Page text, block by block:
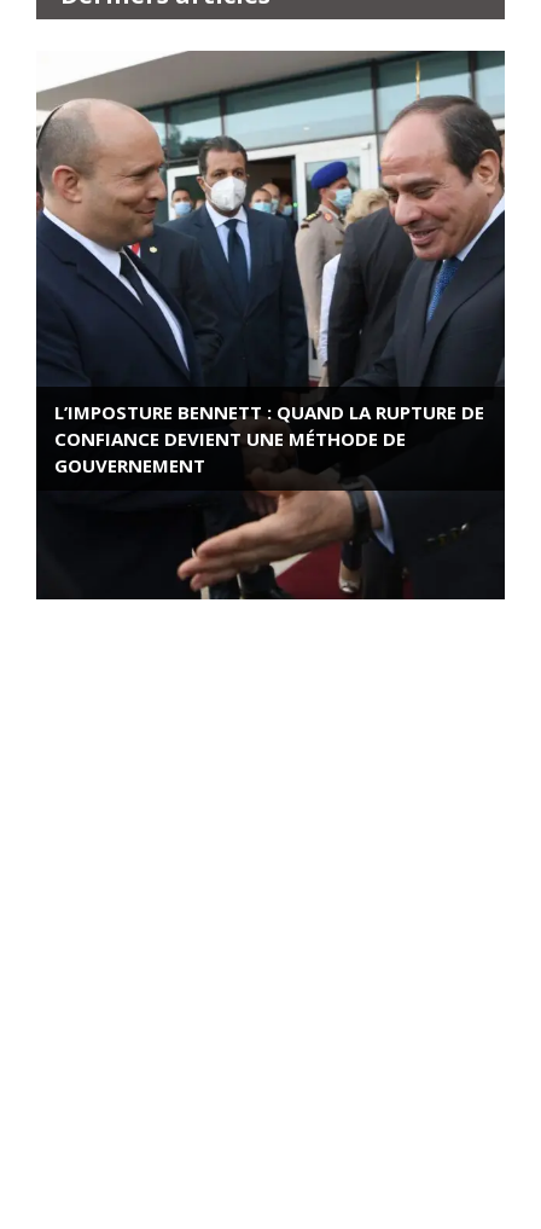
L’IMPOSTURE BENNETT : QUAND LA RUPTURE DE
CONFIANCE DEVIENT UNE MÉTHODE DE
GOUVERNEMENT
ROSE VALLAND, HEROÏNE DE LA RESISTANCE